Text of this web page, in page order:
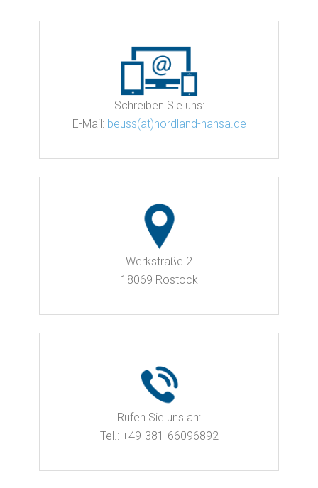
Schreiben Sie uns:
E-Mail: beuss(at)nordland-hansa.de
Werkstraße 2
18069 Rostock
Rufen Sie uns an:
Tel.: +49-381-66096892